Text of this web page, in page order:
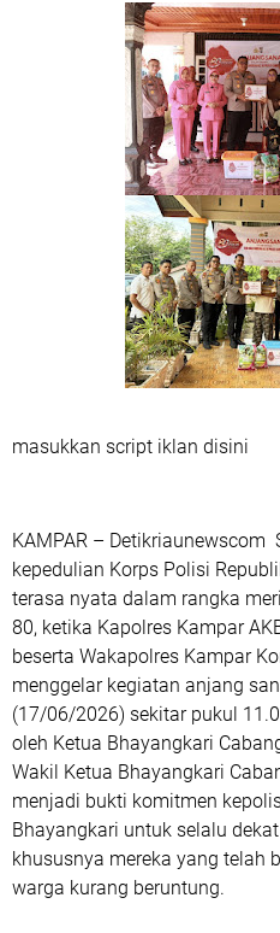
masukkan script iklan disini
KAMPAR – Detikriaunewscom
kepedulian Korps Polisi
terasa nyata dalam rangka
80, ketika Kapolres Kampar
beserta Wakapolres Kampar
menggelar kegiatan anjang
(17/06/2026) sekitar pukul
oleh Ketua Bhayangkari
Wakil Ketua Bhayangkari
menjadi bukti komitmen
Bhayangkari untuk selalu
khususnya mereka yang telah
warga kurang beruntung.